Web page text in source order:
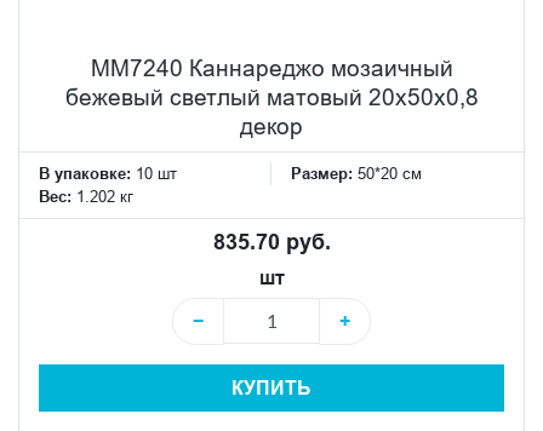
MM7240 Каннареджо мозаичный
бежевый светлый матовый 20x50x0,8
декор
В упаковке: 10 шт Размер: 50*20 см
Вес: 1.202 кг
835.70 руб.
шт
−
+
КУПИТЬ